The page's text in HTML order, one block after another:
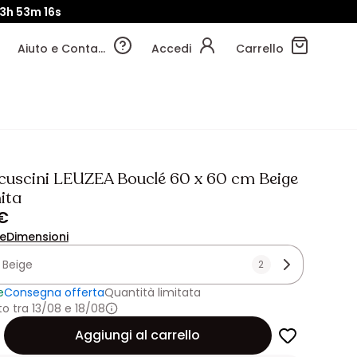
53m 15s
Aiuto e Contatti Accedi Carrello
LEUZEA Bouclé 60 x 60 cm Beige
Dimensioni
Beige 2
Consegna offertaQuantità limitata
tra 13/08 e 18/08
Aggiungi al carrello